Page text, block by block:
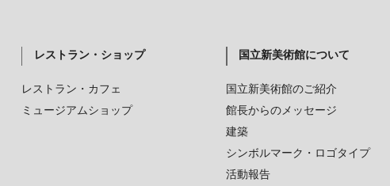
レストラン・ショップ
レストラン・カフェ
ミュージアムショップ
国立新美術館について
国立新美術館のご紹介
館長からのメッセージ
建築
シンボルマーク・ロゴタイプ
活動報告